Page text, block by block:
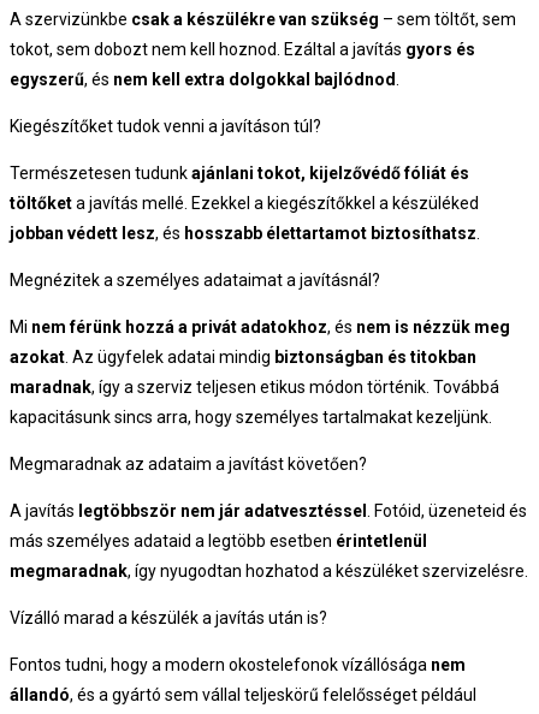
A szervizünkbe csak a készülékre van szükség – sem töltőt, sem
tokot, sem dobozt nem kell hoznod. Ezáltal a javítás gyors és
egyszerű, és nem kell extra dolgokkal bajlódnod.
Kiegészítőket tudok venni a javításon túl?
Természetesen tudunkajánlani tokot, kijelzővédő fóliát és
töltőketa javítás mellé. Ezekkel a kiegészítőkkel a készüléked
jobban védett lesz, és hosszabb élettartamot biztosíthatsz.
Megnézitek a személyes adataimat a javításnál?
Mi nem férünk hozzá a privát adatokhoz, és nem is nézzük meg
azokat. Az ügyfelek adatai mindig biztonságban és titokban
maradnak, így a szerviz teljesen etikus módon történik. Továbbá
kapacitásunk sincs arra, hogy személyes tartalmakat kezeljünk.
Megmaradnak az adataim a javítást követően?
A javítás legtöbbször nem jár adatvesztéssel . Fotóid, üzeneteid és
más személyes adataid a legtöbb esetben érintetlenül
megmaradnak, így nyugodtan hozhatod a készüléket szervizelésre.
Vízálló marad a készülék a javítás után is?
Fontos tudni, hogy a modern okostelefonok vízállósága nem
állandó, és a gyártó sem vállal teljeskörű felelősséget például